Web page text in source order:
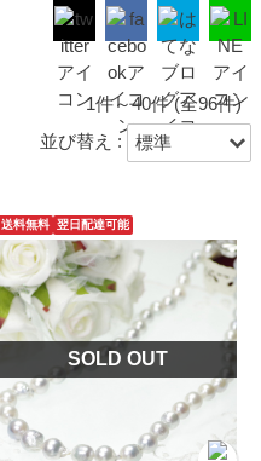
1件～40件 (全96件)
並び替え :
送料無料 翌日配達可能
SOLD OUT